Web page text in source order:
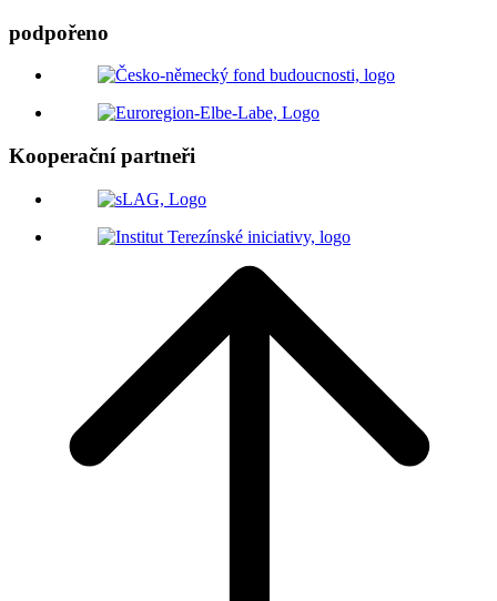
podpořeno
Kooperační partneři